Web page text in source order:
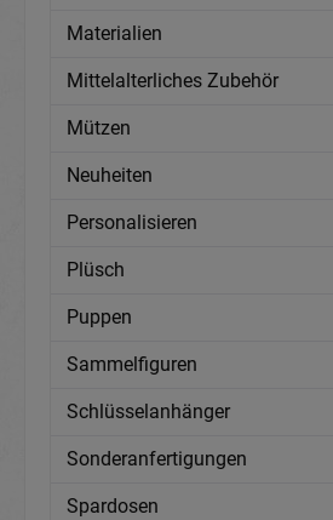
Materialien
Mittelalterliches Zubehör
Mützen
Neuheiten
Personalisieren
Plüsch
Puppen
Sammelfiguren
Schlüsselanhänger
Sonderanfertigungen
Spardosen